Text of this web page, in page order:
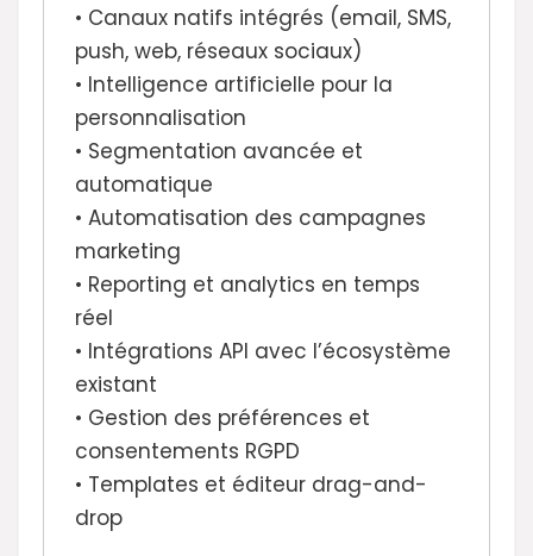
• Canaux natifs intégrés (email, SMS,
push, web, réseaux sociaux)
• Intelligence artificielle pour la
personnalisation
• Segmentation avancée et
automatique
• Automatisation des campagnes
marketing
• Reporting et analytics en temps
réel
• Intégrations API avec l’écosystème
existant
• Gestion des préférences et
consentements RGPD
• Templates et éditeur drag-and-
drop